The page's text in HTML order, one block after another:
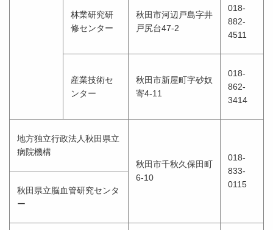
林業研究研
修センター
秋田市河辺戸島字井
戸尻台47-2
018-
882-
4511
産業技術セ
ンター
秋田市新屋町字砂奴
寄4-11
018-
862-
3414
地方独立行政法人秋田県立
病院機構
秋田市千秋久保田町
6-10
018-
833-
0115
秋田県立脳血管研究センタ
ー